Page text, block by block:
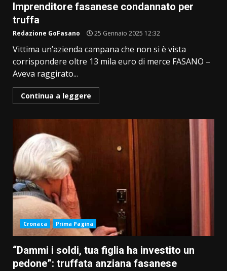
Imprenditore fasanese condannato per
truffa
Redazione GoFasano 25 Gennaio 2025 12:32
Vittima un’azienda campana che non si è vista
corrispondere oltre 13 mila euro di merce FASANO –
Aveva raggirato...
Continua a leggere
Cronaca Prima Pagina
“Dammi i soldi, tua figlia ha investito un
pedone”: truffata anziana fasanese